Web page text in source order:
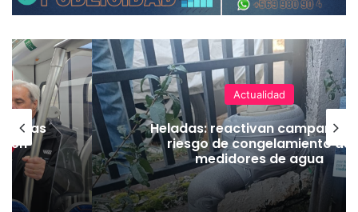
vías
Actualidad
Heladas: reactivan campaña
riesgo de congelamiento de
medidores de agua